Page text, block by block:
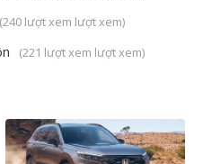
(240 lượt xem lượt xem)
(221 lượt xem lượt xem)